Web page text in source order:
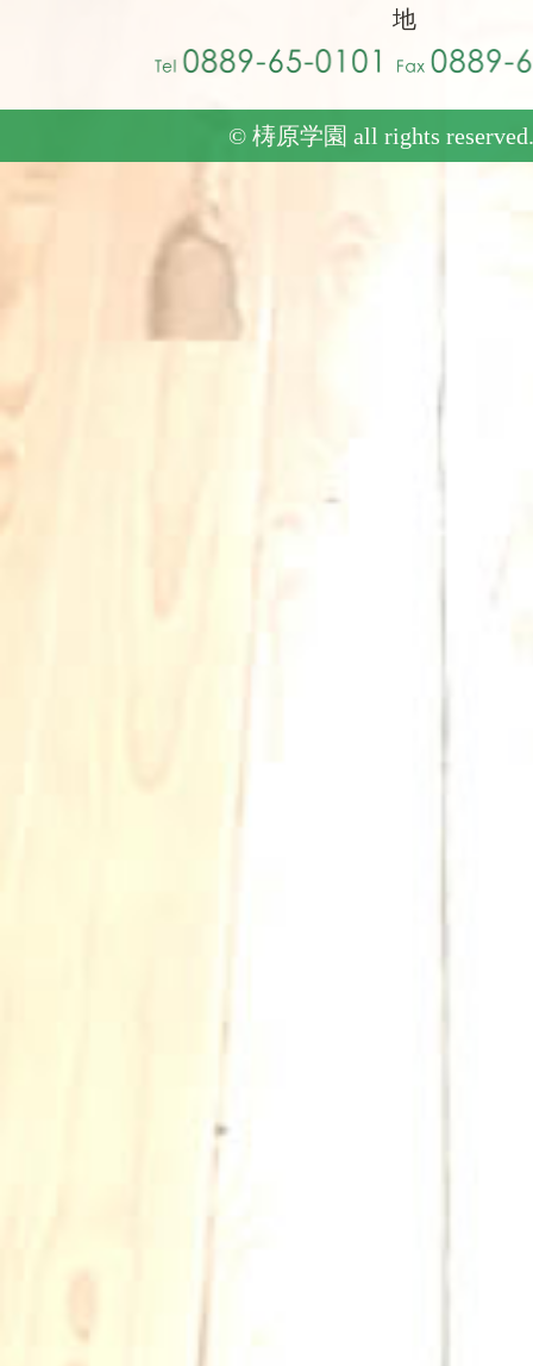
地
© 梼原学園 all rights reserved.